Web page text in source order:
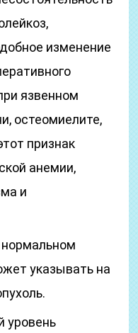
изменение
язвенном
остеомиелите,
признак
анемии,
и
указывать на
уровень